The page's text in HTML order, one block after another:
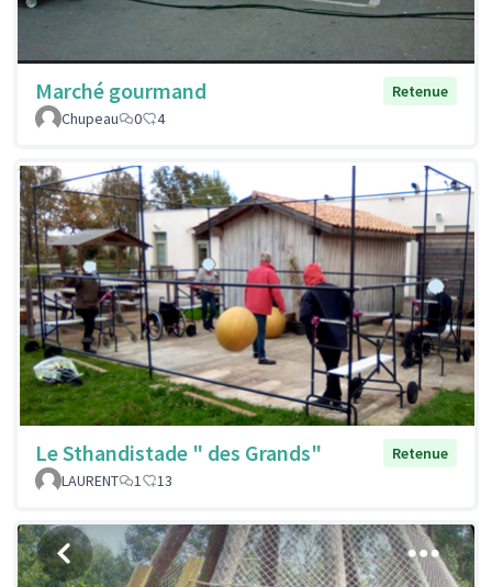
Marché gourmand
Retenue
Chupeau
0 4
Le Sthandistade " des Grands"
Retenue
LAURENT
1 13